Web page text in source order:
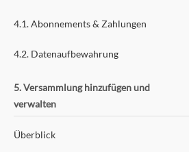
4.1. Abonnements & Zahlungen
4.2. Datenaufbewahrung
5. Versammlung hinzufügen und
verwalten
Überblick